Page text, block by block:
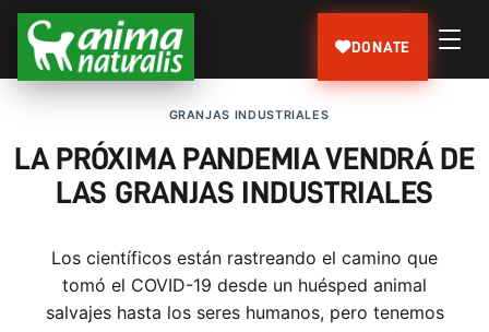
DONATE
GRANJAS INDUSTRIALES
LA PRÓXIMA PANDEMIA VENDRÁ DE
LAS GRANJAS INDUSTRIALES
Los científicos están rastreando el camino que
tomó el COVID-19 desde un huésped animal
salvajes hasta los seres humanos, pero tenemos